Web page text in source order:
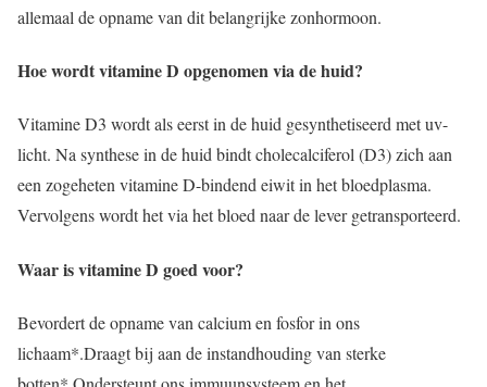
allemaal de opname van dit belangrijke zonhormoon.
Hoe wordt vitamine D opgenomen via de huid?
Vitamine D3 wordt als eerst in de huid gesynthetiseerd met uv-
licht. Na synthese in de huid bindt cholecalciferol (D3) zich aan
een zogeheten vitamine D-bindend eiwit in het bloedplasma.
Vervolgens wordt het via het bloed naar de lever getransporteerd.
Waar is vitamine D goed voor?
Bevordert de opname van calcium en fosfor in ons
lichaam*.Draagt bij aan de instandhouding van sterke